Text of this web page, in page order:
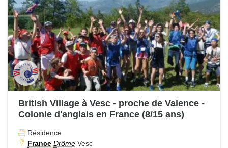
British Village à Vesc - proche de Valence -
Colonie d'anglais en France (8/15 ans)
Résidence
France Drôme Vesc